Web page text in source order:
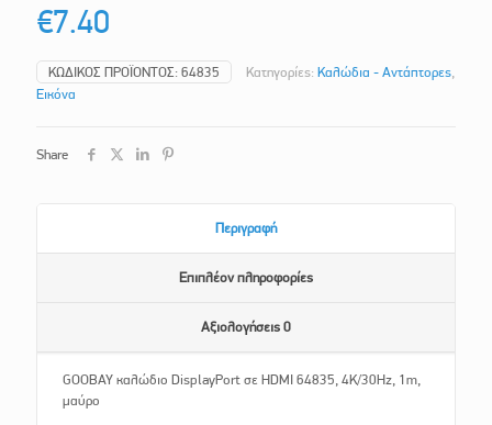
€7.40
ΚΩΔΙΚΌΣ ΠΡΟΪΌΝΤΟΣ: 64835 Κατηγορίες: Καλώδια - Αντάπτορες
Εικόνα
Share
Περιγραφή
Επιπλέον πληροφορίες
Αξιολογήσεις 0
GOOBAY καλώδιο DisplayPort σε HDMI 64835, 4K/30Hz, 1m,
μαύρο